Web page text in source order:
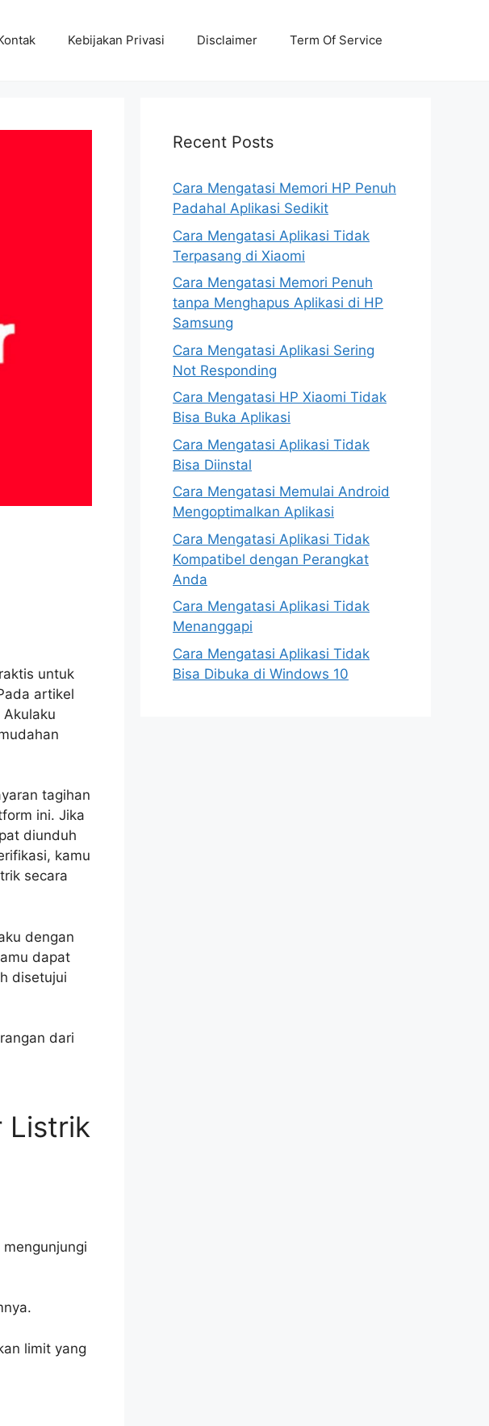
Kebijakan Privasi Disclaimer Term Of Service
untuk
artikel
tagihan
ini. Jika
diunduh
kamu
secara
dengan
dapat
disetujui
dari
Listrik
limit yang
Recent Posts
Cara Mengatasi Memori HP Penuh
Padahal Aplikasi Sedikit
Cara Mengatasi Aplikasi Tidak
Terpasang di Xiaomi
Cara Mengatasi Memori Penuh
tanpa Menghapus Aplikasi di HP
Samsung
Cara Mengatasi Aplikasi Sering
Not Responding
Cara Mengatasi HP Xiaomi Tidak
Bisa Buka Aplikasi
Cara Mengatasi Aplikasi Tidak
Bisa Diinstal
Cara Mengatasi Memulai Android
Mengoptimalkan Aplikasi
Cara Mengatasi Aplikasi Tidak
Kompatibel dengan Perangkat
Anda
Cara Mengatasi Aplikasi Tidak
Menanggapi
Cara Mengatasi Aplikasi Tidak
Bisa Dibuka di Windows 10